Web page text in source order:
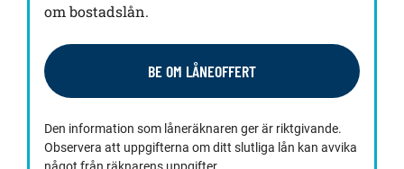
om bostadslån.
BE OM LÅNEOFFERT
Den information som låneräknaren ger är riktgivande.
Observera att uppgifterna om ditt slutliga lån kan avvika